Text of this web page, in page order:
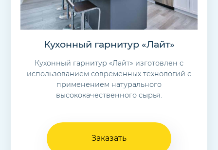
Кухонный гарнитур «Лайт»
Кухонный гарнитур «Лайт» изготовлен с
использованием современных технологий с
применением натурального
высококачественного сырья.
Заказать